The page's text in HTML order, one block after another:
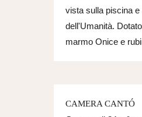
vista sulla piscina
dell'Umanità.
marmo Onice e
CAMERA CANTÓ